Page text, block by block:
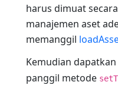
harus dimuat
manajemen aset
memanggil
Kemudian
panggil metode